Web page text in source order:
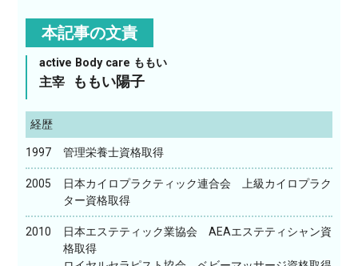
本記事の文責
active Body care ももい
主宰 ももい陽子
経歴
1997 管理栄養士資格取得
2005
日本カイロプラクティック連合会 上級カイロプラク
ター資格取得
2010
日本エステティック業協会 AEAエステティシャン資
格取得